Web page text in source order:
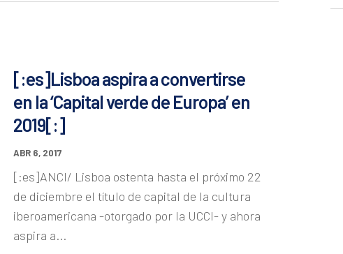
[:es]Lisboa aspira a convertirse
en la ‘Capital verde de Europa’ en
2019[:]
ABR 6, 2017
[:es]ANCI/ Lisboa ostenta hasta el próximo 22
de diciembre el título de capital de la cultura
iberoamericana -otorgado por la UCCI- y ahora
aspira a...